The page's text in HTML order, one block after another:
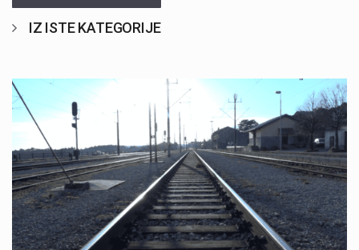
IZ ISTE KATEGORIJE